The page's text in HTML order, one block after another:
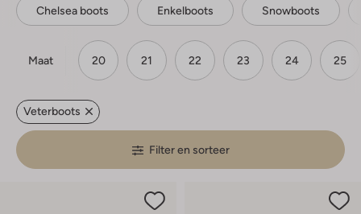
Chelsea boots Enkelboots Snowboots
Maat 20 21 22 23 24 25
Veterboots
Filter en sorteer